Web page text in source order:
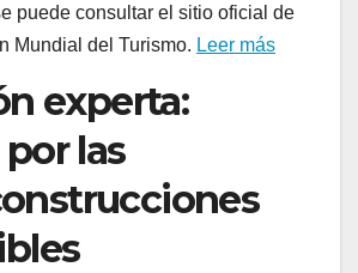
puede consultar el sitio oficial de
Mundial del Turismo. Leer más
experta:
las